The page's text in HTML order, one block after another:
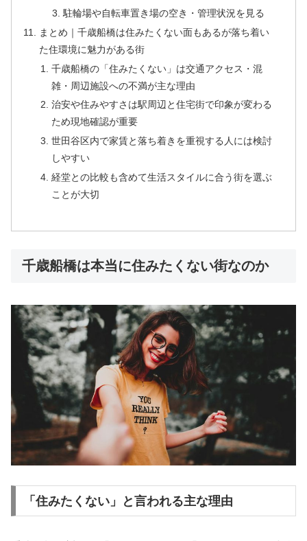
駐輪場や自転車置き場の空き・管理状況を見る
まとめ｜千歳船橋は住みたくない面もあるが落ち着い
た住環境に魅力がある街
千歳船橋の「住みたくない」は交通アクセス・混
雑・周辺施設への不満が主な理由
治安や住みやすさは駅周辺と住宅街で印象が変わる
ため現地確認が重要
世田谷区内で家賃と落ち着きを重視する人には検討
しやすい
経堂との比較も含めて生活スタイルに合う街を選ぶ
ことが大切
千歳船橋は本当に住みたくない街なのか
「住みたくない」と言われる主な理由